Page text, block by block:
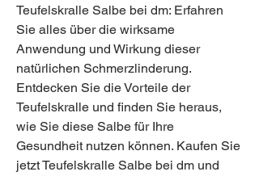
Teufelskralle Salbe bei dm: Erfahren
Sie alles über die wirksame
Anwendung und Wirkung dieser
natürlichen Schmerzlinderung.
Entdecken Sie die Vorteile der
Teufelskralle und finden Sie heraus,
wie Sie diese Salbe für Ihre
Gesundheit nutzen können. Kaufen Sie
jetzt Teufelskralle Salbe bei dm und